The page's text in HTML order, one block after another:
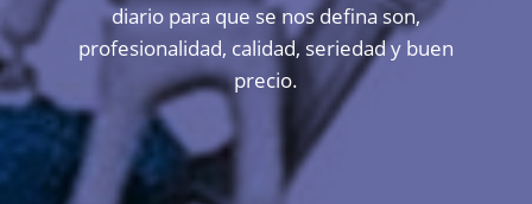
diario para que se nos defina son,
profesionalidad, calidad, seriedad y buen
precio.